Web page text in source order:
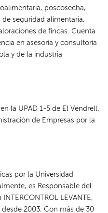
poscosecha,
seguridad alimentaria,
de fincas. Cuenta
en asesoría y consultoría
y de la industria
la UPAD 1-5 de El Vendrell.
de Empresas por la
por la Universidad
es Responsable del
LEVANTE,
desde 2003. Con más de 30